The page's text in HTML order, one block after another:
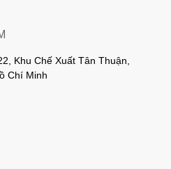
Khu Chế Xuất Tân Thuận,
Chí Minh